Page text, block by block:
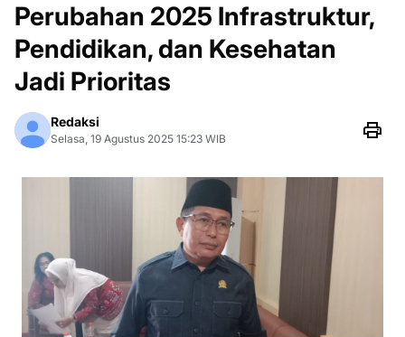
Perubahan 2025 Infrastruktur,
Pendidikan, dan Kesehatan
Jadi Prioritas
Redaksi
Selasa, 19 Agustus 2025 15:23 WIB